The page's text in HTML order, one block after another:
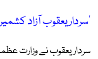
’سردار یعقوب آزاد
سردار یعقوب نے وزارت